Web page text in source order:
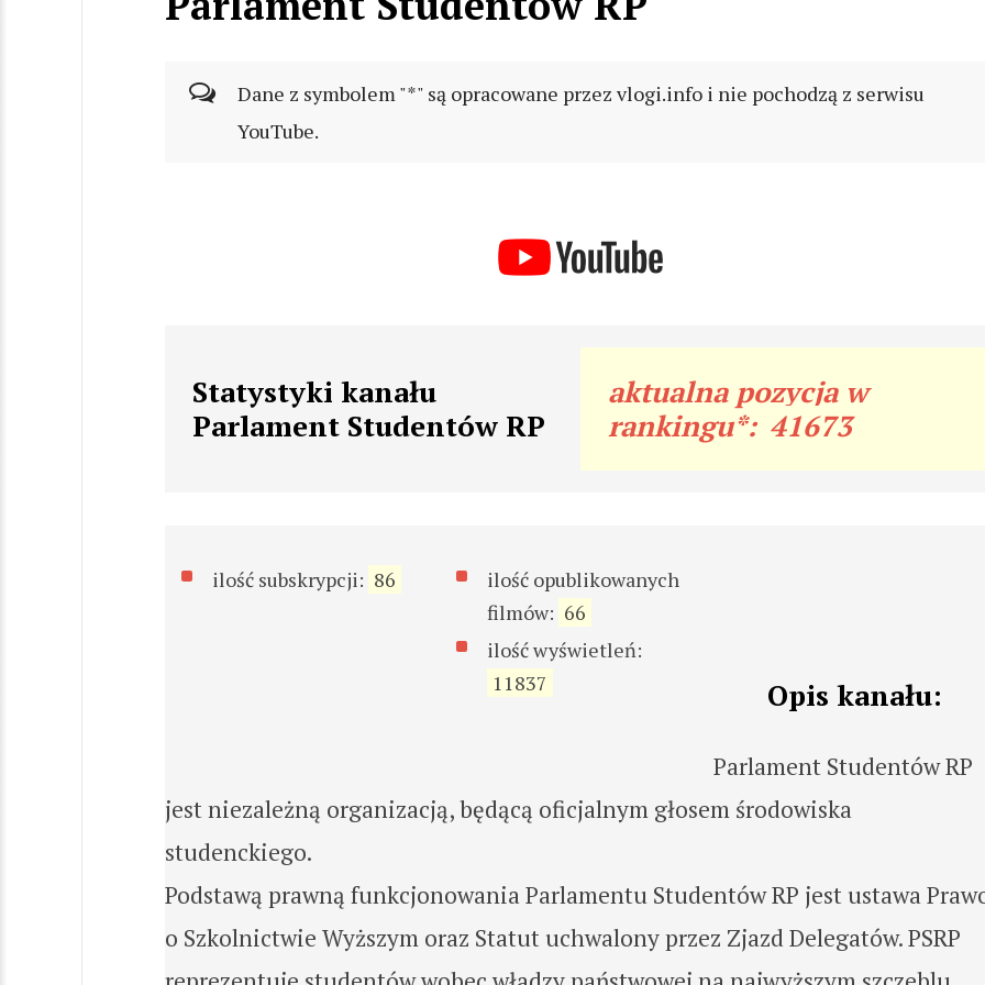
Dane z symbolem "*" są opracowane przez vlogi.info i nie pochodzą z serwisu
YouTube.
Statystyki kanału
Parlament Studentów RP
aktualna pozycja w
rankingu*: 41673
ilość subskrypcji: 86
ilość opublikowanych
filmów: 66
ilość wyświetleń:
11837
Opis kanału:
Parlament Studentów RP
jest niezależną organizacją, będącą oficjalnym głosem środowiska
studenckiego.
Podstawą prawną funkcjonowania Parlamentu Studentów RP jest ustawa
o Szkolnictwie Wyższym oraz Statut uchwalony przez Zjazd Delegatów. PSRP